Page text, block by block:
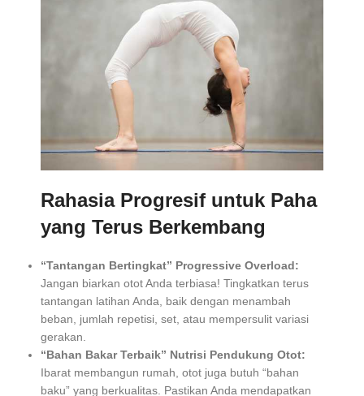
Rahasia Progresif untuk Paha
yang Terus Berkembang
“Tantangan Bertingkat” Progressive Overload:
Jangan biarkan otot Anda terbiasa! Tingkatkan terus
tantangan latihan Anda, baik dengan menambah
beban, jumlah repetisi, set, atau mempersulit variasi
gerakan.
“Bahan Bakar Terbaik” Nutrisi Pendukung Otot:
Ibarat membangun rumah, otot juga butuh “bahan
baku” yang berkualitas. Pastikan Anda mendapatkan